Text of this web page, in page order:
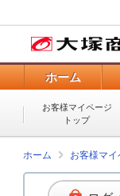
ホーム
お客様マイページ
トップ
ホーム お客様マイ